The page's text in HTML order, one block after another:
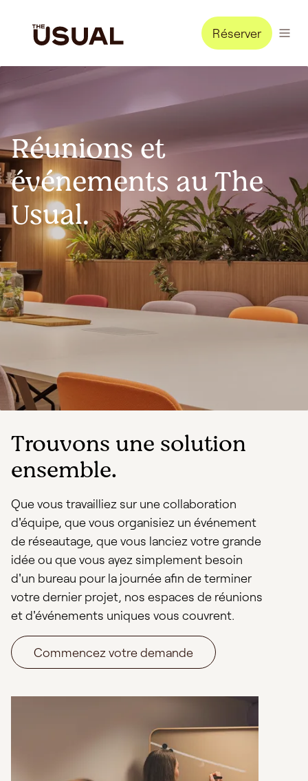
Réserver
Réunions et
événements au The
Usual.
Trouvons une solution
ensemble.
Que vous travailliez sur une collaboration
d'équipe, que vous organisiez un événement
de réseautage, que vous lanciez votre grande
idée ou que vous ayez simplement besoin
d'un bureau pour la journée afin de terminer
votre dernier projet, nos espaces de réunions
et d'événements uniques vous couvrent.
Commencez votre demande